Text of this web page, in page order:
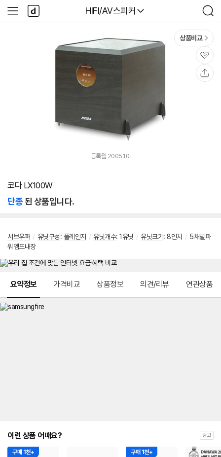
다나와
HIFI/AV스피커
검
색
사
이
다
나
와
상품비교
관
심
등록월 2005.10.
코다 LX100W
단종된 상품입니다.
서브우퍼 / 유닛구성: 풀레인지 / 유닛개수: 1유닛 / 유닛크기 : 8인치 / 5채널파
워앰프내장
요약정보 가격비교 상품정보 의견/리뷰 연관상품
이런 상품 어때요? 광고
구매 1천+ 구매 1천+